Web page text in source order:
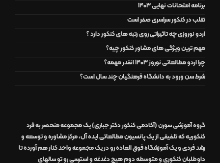
برنامه امتحانات نهایی 1403
تقلب در کنکور سراسری صفر است
اردو نوروزی چه تاثیراتی روی رتبه های کنکور دارد ؟
مهم ترین ویژگی های مشاور کنکور چیه؟
چرا اردو مطالعاتی نوروز 1403 انقدر مهمه؟
شرط سن ورود به دانشگاه فرهنگیان چند سال است؟
گروه آموزشی سورن (آکادمی کنکور دکتر جباری)یک مجموعه منحصر به فرد
کنکوریه که تلفیقی از یکپانسیون مطالعاتیایده آل،مرکز مشاوره و توسعه و
رشدفردیو یکآموزشگاهفوق العادهرو دریک مجموعه واحدکنار هم آورده تا
داوطلبان کنکوری و متوسطه دوم هیچ دغدغه و استرسی رو تو سالهای